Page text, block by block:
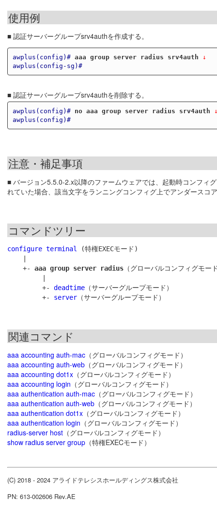
使用例
■ 認証サーバーグループsrv4authを作成する。
awplus(config)# aaa group server radius srv4auth ↓
awplus(config-sg)#
■ 認証サーバーグループsrv4authを削除する。
awplus(config)# no aaa group server radius srv4auth
awplus(config)#
注意・補足事項
■ バージョン5.5.0-2.x以降のファームウェアでは、起動時コンフィ
れていた場合、該当文字をランニングコンフィグ上でアンダースコ
コマンドツリー
configure terminal
(特権EXECモード)
    +-
aaa group server radius （グローバルコンフィグモー
         +-
deadtime （サーバーグループモード）
         +-
server
関連コマンド
aaa accounting auth-mac （グローバルコンフィグモード）
aaa accounting auth-web （グローバルコンフィグモード）
aaa accounting dot1x （グローバルコンフィグモード）
aaa accounting login （グローバルコンフィグモード）
aaa authentication auth-mac （グローバルコンフィグモード）
aaa authentication auth-web （グローバルコンフィグモード）
aaa authentication dot1x （グローバルコンフィグモード）
aaa authentication login （グローバルコンフィグモード）
radius-server host （グローバルコンフィグモード）
show radius server group （特権EXECモード）
(C) 2018 - 2024 アライドテレシスホールディングス株式会社
PN: 613-002606 Rev.AE